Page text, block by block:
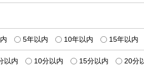
5年以内 10年以内 15年以内
以内 10分以内 15分以内
20分